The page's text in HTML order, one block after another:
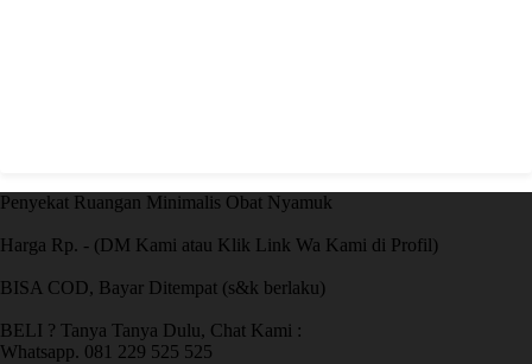
Penyekat Ruangan Minimalis Obat Nyamuk
Harga Rp. - (DM Kami atau Klik Link Wa Kami di Profil)
BISA COD, Bayar Ditempat (s&k berlaku)
BELI ? Tanya Tanya Dulu, Chat Kami :
Whatsapp. 081 229 525 525